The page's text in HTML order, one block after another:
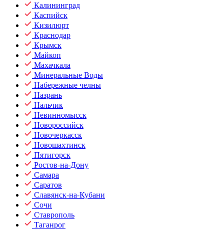
Калининград
Каспийск
Кизилюрт
Краснодар
Крымск
Майкоп
Махачкала
Минеральные Воды
Набережные челны
Назрань
Нальчик
Невинномысск
Новороссийск
Новочеркасск
Новошахтинск
Пятигорск
Ростов-на-Дону
Самара
Саратов
Славянск-на-Кубани
Сочи
Ставрополь
Таганрог